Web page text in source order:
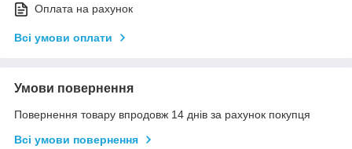
Оплата на рахунок
Всі умови оплати
Умови повернення
Повернення товару впродовж 14 днів за рахунок покупця
Всі умови повернення